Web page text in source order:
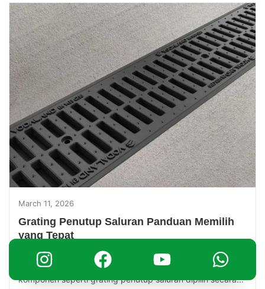
March 11, 2026
Grating Penutup Saluran Panduan Memilih
yang Tepat
Sistem drainase sering dianggap sebagai elemen kecil
dalam sebuah proyek konstruksi. Padahal, ketika
komponen seperti grating penutup saluran dipilih secara...